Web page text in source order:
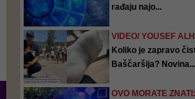
rađaju najo...
VIDEO/ YOUSEF
Koliko je zapravo
Baščaršija? Novina...
OVO MORATE ZNATI: